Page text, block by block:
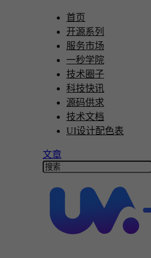
首页
开源系列
服务市场
一秒学院
技术圈子
科技快讯
源码供求
技术文档
UI设计配色表
文章